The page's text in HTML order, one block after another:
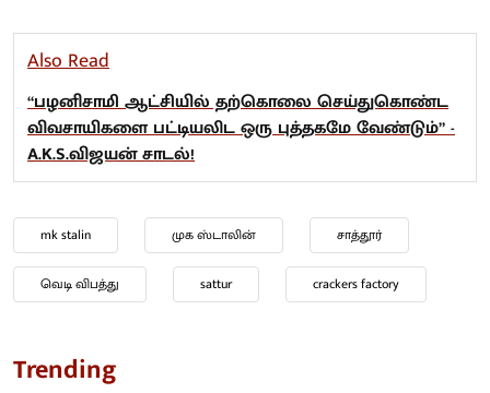
Also Read
“பழனிசாமி ஆட்சியில் தற்கொலை செய்துகொண்ட
விவசாயிகளை பட்டியலிட ஒரு புத்தகமே வேண்டும்” -
A.K.S.விஜயன் சாடல்!
mk stalin முக ஸ்டாலின் சாத்தூர்
வெடி விபத்து sattur crackers factory
Trending